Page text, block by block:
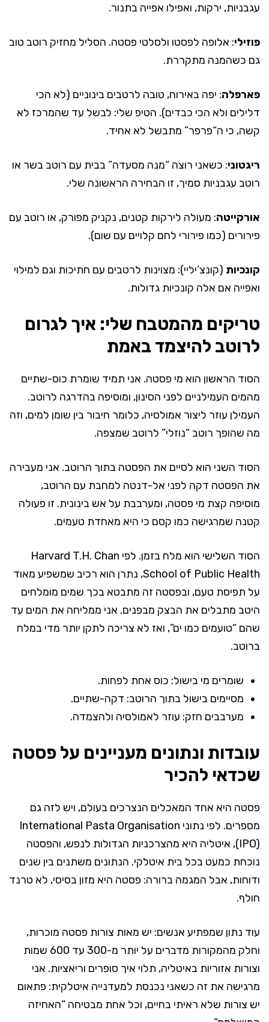
עגבניות, ירקות, ואפילו אפייה בתנור.
פוזילי: אלופה לפסטו ולסלטי פסטה. הסליל מחזיק רוטב טוב
גם כשהמנה מתקררת.
פארפלה: יפה באירוח, טובה לרטבים בינוניים (לא הכי
דלילים ולא הכי כבדים). הטיפ שלי: לבשל עד שהמרכז לא
קשה, כי ה“פרפר” מתבשל לא אחיד.
ריגטוני: כשאני רוצה “מנה מסעדה” בבית עם רוטב בשר או
רוטב עגבניות סמיך, זו הבחירה הראשונה שלי.
אורקייטה: מעולה לירקות קטנים, נקניק מפורק, או רוטב עם
פירורים (כמו פירורי לחם קלויים עם שום).
קונכיות (קונצ’יליי): מצוינות לרטבים עם חתיכות וגם למילוי
ואפייה אם אלה קונכיות גדולות.
טריקים מהמטבח שלי: איך לגרום
לרוטב להיצמד באמת
הסוד הראשון הוא מי פסטה. אני תמיד שומרת כוס-שתיים
מהמים העמילניים לפני הסינון, ומוסיפה בהדרגה לרוטב.
העמילן עוזר ליצור אמולסיה, כלומר חיבור בין שומן למים, וזה
מה שהופך רוטב “נוזלי” לרוטב שמצפה.
הסוד השני הוא לסיים את הפסטה בתוך הרוטב. אני מעבירה
את הפסטה דקה לפני אל-דנטה למחבת עם הרוטב,
מוסיפה קצת מי פסטה, ומערבבת על אש בינונית. זו פעולה
קטנה שמרגישה כמו קסם כי היא מאחדת טעמים.
הסוד השלישי הוא מלח בזמן. לפי Harvard T.H. Chan
School of Public Health, נתרן הוא רכיב שמשפיע מאוד
על תפיסת טעם, ובפסטה זה מתבטא בכך שמים מומלחים
היטב מתבלים את הבצק מבפנים. אני ממליחה את המים עד
שהם “טועמים כמו ים”, ואז לא צריכה לתקן יותר מדי במלח
ברוטב.
שומרים מי בישול: כוס אחת לפחות.
מסיימים בישול בתוך הרוטב: דקה-שתיים.
מערבבים חזק: עוזר לאמולסיה ולהצמדה.
עובדות ונתונים מעניינים על פסטה
שכדאי להכיר
פסטה היא אחד המאכלים הנצרכים בעולם, ויש לזה גם
מספרים. לפי נתוני International Pasta Organisation
(IPO), איטליה היא מהצרכניות הגדולות לנפש, והפסטה
נוכחת כמעט בכל בית איטלקי. הנתונים משתנים בין שנים
ודוחות, אבל המגמה ברורה: פסטה היא מזון בסיסי, לא טרנד
חולף.
עוד נתון שמפתיע אנשים: יש מאות צורות פסטה מוכרות,
וחלק מהמקורות מדברים על יותר מ-300 עד 600 שמות
וצורות אזוריות באיטליה, תלוי איך סופרים וריאציות. אני
מרגישה את זה כשאני נכנסת למעדנייה איטלקית: פתאום
יש צורות שלא ראיתי בחיים, וכל אחת מבטיחה “האחיזה